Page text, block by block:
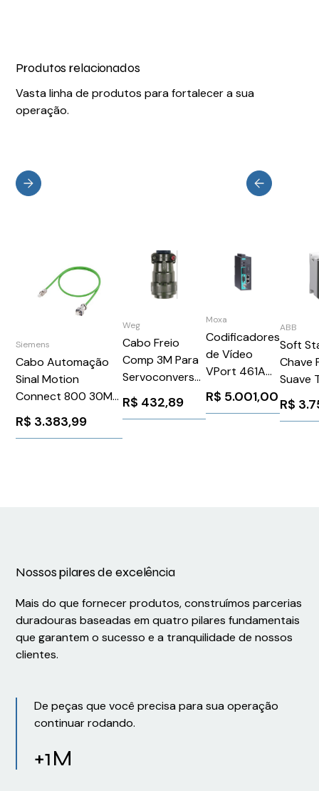
Produtos relacionados
Vasta linha de produtos para fortalecer a sua
operação.
Siemens
Cabo Automação
Sinal Motion
Connect 800 30M
Sinamics S120
Siemens
R$ 3.383,99
Weg
Cabo Freio
Comp 3M Para
Servoconversor
SCA06CF WEG
Weg 11479565
R$ 432,89
Moxa
Codificadores
de Vídeo
VPort 461A
Series
R$ 5.001,00
ABB
Soft
Chave
Suave
220-
24V
R$
Nossos pilares de excelência
Mais do que fornecer produtos, construímos parcerias
duradouras baseadas em quatro pilares fundamentais
que garantem o sucesso e a tranquilidade de nossos
clientes.
De peças que você precisa para sua operação
continuar rodando.
+1M